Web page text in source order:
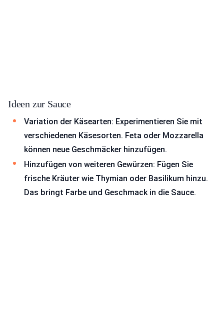
Ideen zur Sauce
Variation der Käsearten: Experimentieren Sie mit
verschiedenen Käsesorten. Feta oder Mozzarella
können neue Geschmäcker hinzufügen.
Hinzufügen von weiteren Gewürzen: Fügen Sie
frische Kräuter wie Thymian oder Basilikum hinzu.
Das bringt Farbe und Geschmack in die Sauce.